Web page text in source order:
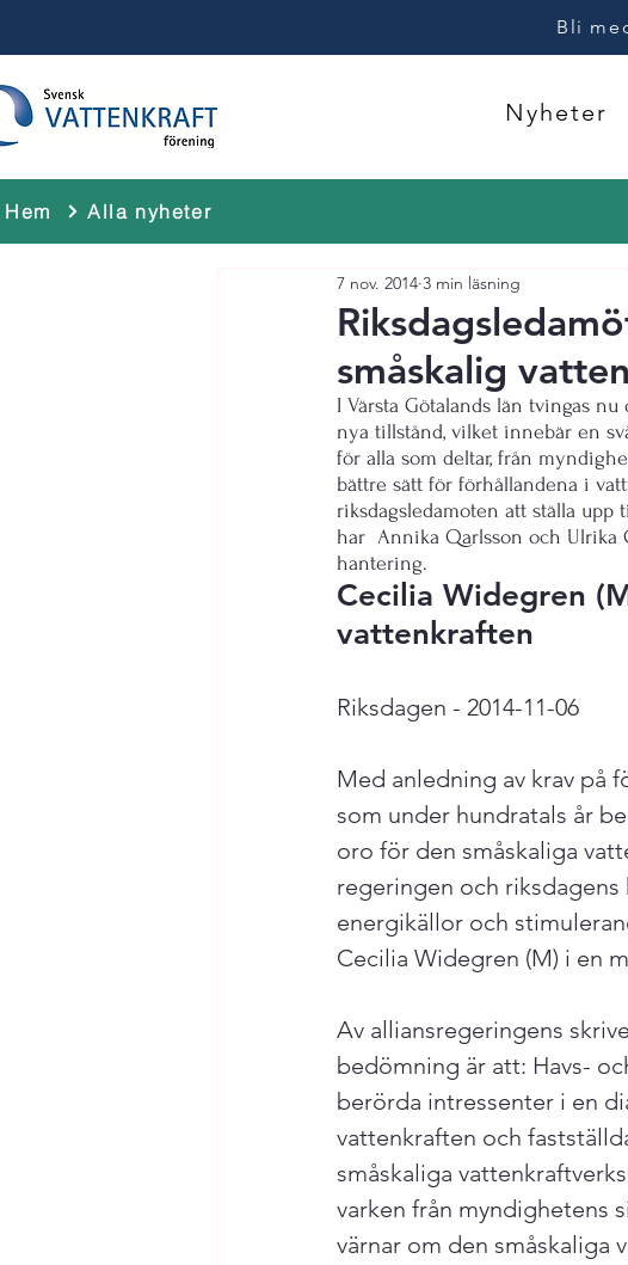
Bli
Nyheter
Hem Alla nyheter
småskalig
7 nov. 2014 3 min läsning
I Värsta Götalands län tvingas
nya tillstånd, vilket innebär en
för alla som deltar, från
bättre sätt för förhållandena i
riksdagsledamoten att ställa upp
har  Annika Qarlsson och Ulrika
hantering.
Cecilia Widegren
vattenkraften
Riksdagen - 2014-11-06
Med anledning av krav på
som under hundratals år
oro för den småskaliga
regeringen och
energikällor och
Cecilia Widegren (M) i en
Av alliansregeringens
bedömning är att: Havs-
berörda intressenter i en
vattenkraften och
småskaliga
varken från myndighetens
värnar om den